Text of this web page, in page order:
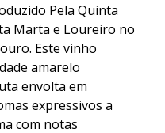
Pela Quinta
Marta e Loureiro no
Este vinho
amarelo
envolta em
expressivos a
com notas